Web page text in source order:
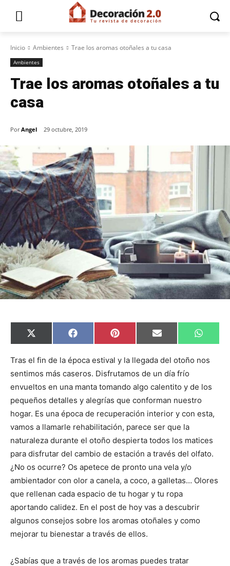
Inicio Ambientes Trae los aromas otoñales a tu casa
Ambientes
Trae los aromas otoñales a tu
casa
Por Angel 29 octubre, 2019
C
o
p
r
t
i
r
e
n
X
(
w
t
t
e
r
)
C
o
p
r
i
r
e
n
F
a
e
o
o
k
C
o
p
a
r
i
r
e
n
P
i
t
e
r
e
s
t
C
o
p
r
i
r
e
n
E
m
i
C
o
p
t
i
n
W
h
t
p
p
Tras el fin de la época estival y la llegada del otoño nos
sentimos más caseros. Disfrutamos de un día frío
envueltos en una manta tomando algo calentito y de los
pequeños detalles y alegrías que conforman nuestro
hogar. Es una época de recuperación interior y con esta,
vamos a llamarle rehabilitación, parece ser que la
naturaleza durante el otoño despierta todos los matices
para disfrutar del cambio de estación a través del olfato.
¿No os ocurre? Os apetece de pronto una vela y/o
ambientador con olor a canela, a coco, a galletas… Olores
que rellenan cada espacio de tu hogar y tu ropa
aportando calidez. En el post de hoy vas a descubrir
algunos consejos sobre los aromas otoñales y como
mejorar tu bienestar a través de ellos.
¿Sabías que a través de los aromas puedes tratar